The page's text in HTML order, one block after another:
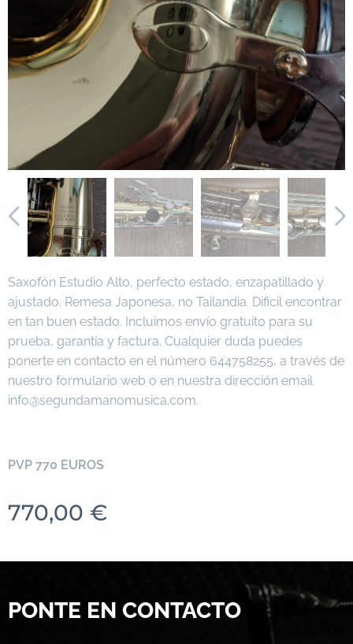
Saxofón Estudio Alto, perfecto estado, enzapatillado y
ajustado. Remesa Japonesa, no Tailandia. Dificil encontrar
en tan buen estado. Incluimos envío gratuito para su
prueba, garantía y factura. Cualquier duda puedes
ponerte en contacto en el número 644758255, a través de
nuestro formulario web o en nuestra dirección email
info@segundamanomusica.com.
PVP 770 EUROS
770,00 €
PONTE EN CONTACTO